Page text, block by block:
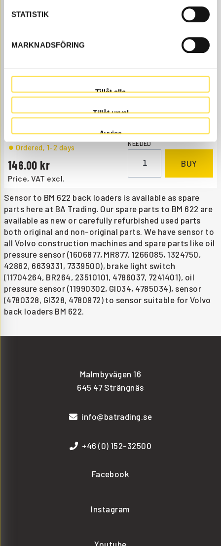
STATISTIK
MARKNADSFÖRING
Tillåt alla
Tillåt urval
Avvisa
OIL PRESSURE SENSOR
MR877 Item no.1606877 Oil pressure, engine.
Price, VAT excl.
146.00
Ordered, 1-2 days NEEDED
BUY
Sensor to BM 622 back loaders is available as spare
parts here at BA Trading. Our spare parts to BM 622 are
available as new or carefully refurbished used parts
both original and non-original parts. We have sensor to
all Volvo construction machines and spare parts like oil
pressure sensor (1606877, MR877, 1266085, 1324750,
42862, 6639331, 7339500), brake light switch
(11704264, BR264, 23510101, 4786037, 7241401), oil
pressure sensor (11990302, GI034, 4785034), sensor
(4780328, GI328, 4780972) to sensor suitable for Volvo
back loaders BM 622.
Malmbyvägen 16
645 47 Strängnäs
info@batrading.se
+46 (0) 152-32500
Facebook
Instagram